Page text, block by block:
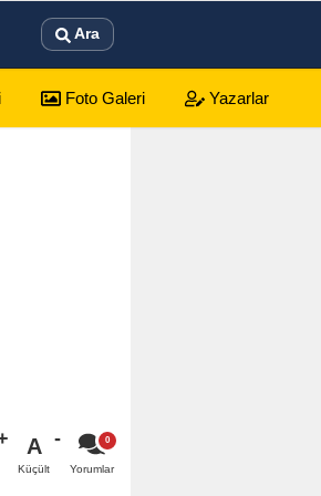
Ara
Foto Galeri Yazarlar
A
Küçült Yorumlar